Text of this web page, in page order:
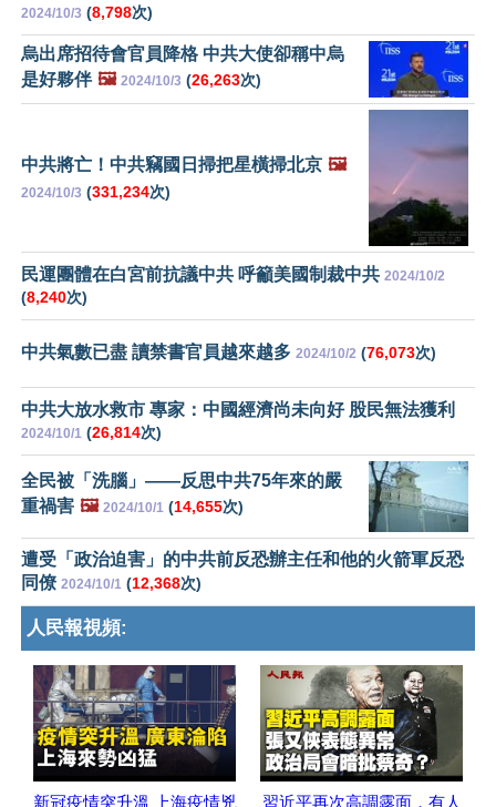
2024/10/3 (8,798次)
烏出席招待會官員降格 中共大使卻稱中烏
是好夥伴 🖼️ 2024/10/3 (26,263次)
中共將亡！中共竊國日掃把星橫掃北京 🖼️
2024/10/3 (331,234次)
民運團體在白宮前抗議中共 呼籲美國制裁中共 2024/10/2
(8,240次)
中共氣數已盡 讀禁書官員越來越多 2024/10/2 (76,073次)
中共大放水救市 專家：中國經濟尚未向好 股民無法獲利
2024/10/1 (26,814次)
全民被「洗腦」——反思中共75年來的嚴
重禍害 🖼️ 2024/10/1 (14,655次)
遭受「政治迫害」的中共前反恐辦主任和他的火箭軍反恐
同僚 2024/10/1 (12,368次)
人民報視頻:
新冠疫情突升溫 上海疫情兇 習近平再次高調露面，有人